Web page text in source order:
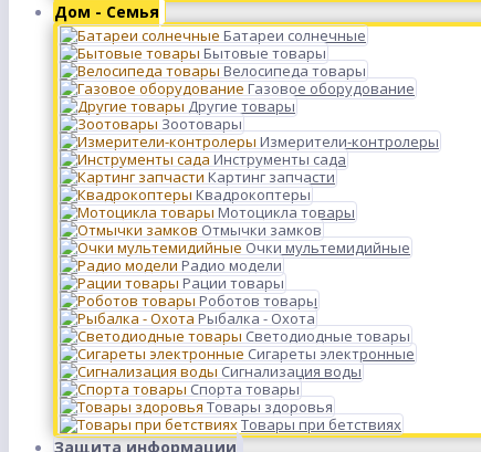
Дом - Семья
Батареи солнечные
Бытовые товары
Велосипеда товары
Газовое оборудование
Другие товары
Зоотовары
Измерители-контролеры
Инструменты сада
Картинг запчасти
Квадрокоптеры
Мотоцикла товары
Отмычки замков
Очки мультемидийные
Радио модели
Рации товары
Роботов товары
Рыбалка - Охота
Светодиодные товары
Сигареты электронные
Сигнализация воды
Спорта товары
Товары здоровья
Товары при бетствиях
Защита информации